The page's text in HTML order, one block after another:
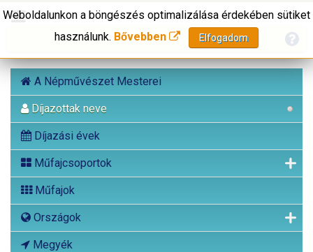
A Népművészet Mesterei
Díjazottak neve
Díjazási évek
Műfajcsoportok
Műfajok
Országok
Megyék
Weboldalunkon a böngészés optimalizálása érdekében sütiket
használunk. Bővebben Elfogadom